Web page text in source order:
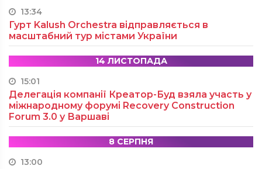
13:34
Гурт Kalush Orchestra відправляється в
масштабний тур містами України
14 ЛИСТОПАДА
15:01
Делегація компанії Креатор-Буд взяла участь у
міжнародному форумі Recovery Construction
Forum 3.0 у Варшаві
8 СЕРПНЯ
13:00